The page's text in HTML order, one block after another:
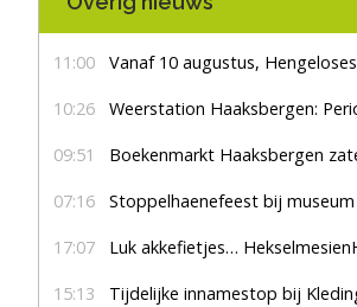
11:00 Vanaf 10 augustus, Hengelosestraat drie weken dicht
10:26 Weerstation Haaksbergen: Perioden
09:51 Boekenmarkt Haaksbergen zaterdag 8 augustus,
07:16 Stoppelhaenefeest bij museum
17:07 Luk akkefietjes…
15:13 Tijdelijke innamestop bij